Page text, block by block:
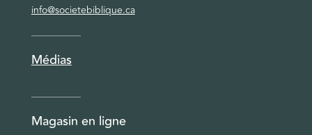
info@societebiblique.ca
Médias
Magasin en ligne